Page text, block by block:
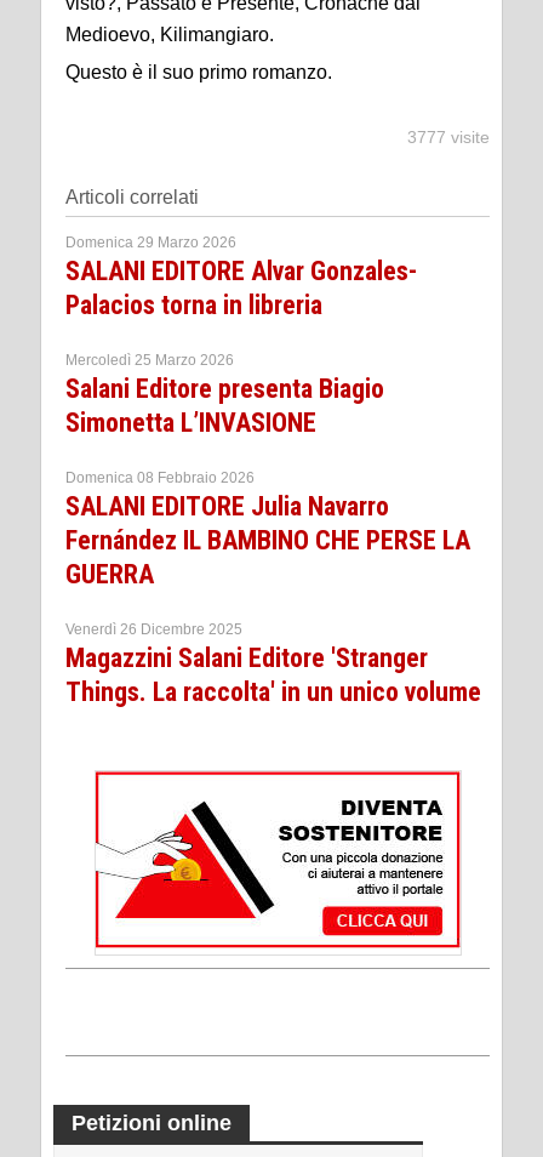
Medioevo, Kilimangiaro.
Questo è il suo primo romanzo.
3777 visite
Articoli correlati
Domenica 29 Marzo 2026
SALANI EDITORE Alvar Gonzales-
Palacios torna in libreria
Mercoledì 25 Marzo 2026
Salani Editore presenta Biagio
Simonetta L’INVASIONE
Domenica 08 Febbraio 2026
SALANI EDITORE Julia Navarro
Fernández IL BAMBINO CHE PERSE LA
GUERRA
Venerdì 26 Dicembre 2025
Magazzini Salani Editore 'Stranger
Things. La raccolta' in un unico volume
Petizioni online